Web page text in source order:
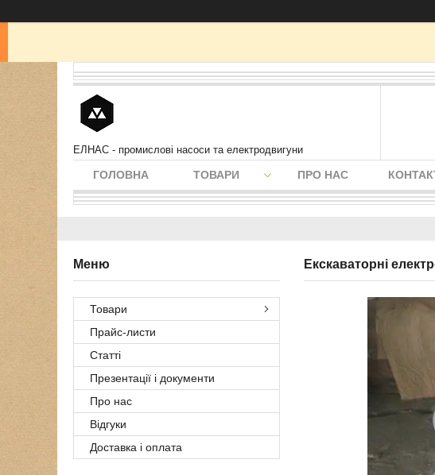
ЕЛНАС - промислові насоси та електродвигуни
ГОЛОВНА ТОВАРИ ПРО НАС
Екскаваторні
Товари
Прайс-листи
Статті
Презентації і документи
Про нас
Відгуки
Доставка і оплата